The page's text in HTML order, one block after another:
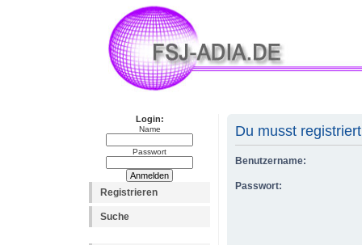
Login:
Name
Passwort
Registrieren
Suche
Du musst
Benutzername:
Passwort: